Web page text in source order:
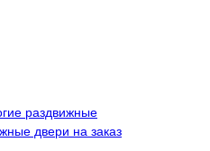
раздвижные
двери на заказ